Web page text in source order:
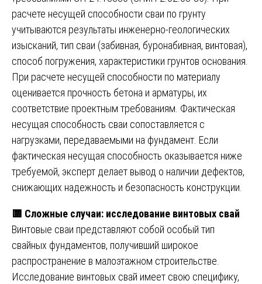
расчете несущей способности сваи по грунту
учитываются результаты инженерно-геологических
изысканий, тип сваи (забивная, буронабивная, винтовая),
способ погружения, характеристики грунтов основания.
При расчете несущей способности по материалу
оценивается прочность бетона и арматуры, их
соответствие проектным требованиям. Фактическая
несущая способность сваи сопоставляется с
нагрузками, передаваемыми на фундамент. Если
фактическая несущая способность оказывается ниже
требуемой, эксперт делает вывод о наличии дефектов,
снижающих надежность и безопасность конструкции.
🟨 Сложные случаи: исследование винтовых свай
Винтовые сваи представляют собой особый тип
свайных фундаментов, получивший широкое
распространение в малоэтажном строительстве.
Исследование винтовых свай имеет свою специфику,